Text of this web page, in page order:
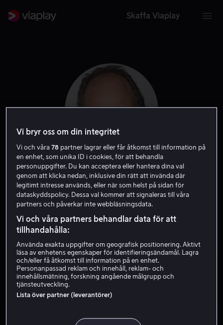
Skaffa Viaplay
Jon Turteltaub
Regissör Producent
Vi bryr oss om din integritet
Vi och våra78 partner lagrar eller får åtkomst till information på
en enhet, som unika ID i cookies, för att behandla
personuppgifter. Du kan acceptera eller hantera dina val
genom att klicka nedan, inklusive din rätt att invända där
legitimt intresse används, eller när som helst på sidan för
dataskyddspolicy. Dessa val kommer att signaleras till våra
partners och påverkar inte webbläsningsdata.
Vi och våra partners behandlar data för att
tillhandahålla:
Använda exakta uppgifter om geografisk positionering. Aktivt
läsa av enhetens egenskaper för identifieringsändamål. Lagra
och/eller få åtkomst till information på en enhet.
Personanpassad reklam och innehåll, reklam- och
innehållsmätning, forskning angående målgrupp och
tjänsteutveckling.
Lista över partner (leverantörer)